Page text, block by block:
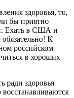
здоровья, то,
бы приятно
Ехать в США и
К
российском
в хороших
ради здоровья